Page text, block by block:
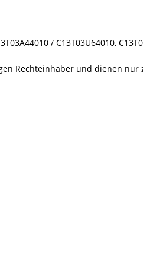
/ C13T03U64010,
Rechteinhaber und dienen nur